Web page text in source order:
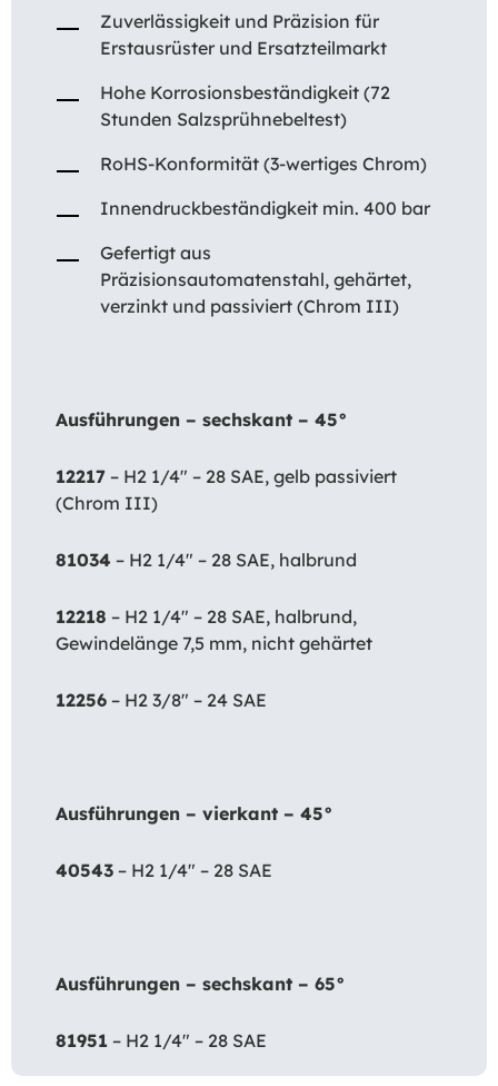
Zuverlässigkeit und Präzision für
Erstausrüster und Ersatzteilmarkt
Hohe Korrosionsbeständigkeit (72
Stunden Salzsprühnebeltest)
RoHS-Konformität (3-wertiges Chrom)
Innendruckbeständigkeit min. 400 bar
Gefertigt aus
Präzisionsautomatenstahl, gehärtet,
verzinkt und passiviert (Chrom III)
Ausführungen – sechskant – 45°
12217 – H2 1/4″ – 28 SAE, gelb passiviert
(Chrom III)
81034 – H2 1/4″ – 28 SAE, halbrund
12218 – H2 1/4″ – 28 SAE, halbrund,
Gewindelänge 7,5 mm, nicht gehärtet
12256 – H2 3/8″ – 24 SAE
Ausführungen – vierkant – 45°
40543 – H2 1/4″ – 28 SAE
Ausführungen – sechskant – 65°
81951 – H2 1/4″ – 28 SAE